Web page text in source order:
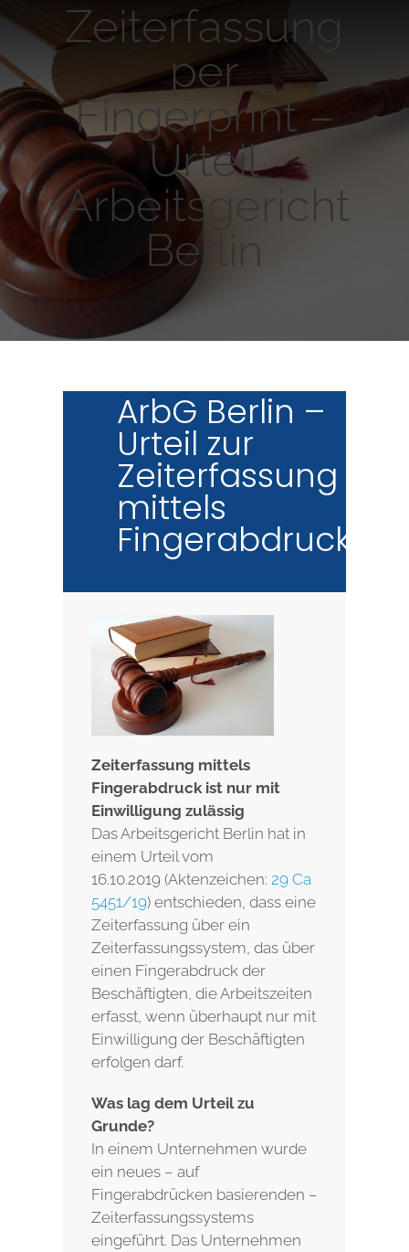
Zeiterfassung
per
Fingerprint –
Urteil
Arbeitsgericht
Berlin
ArbG Berlin –
Urteil zur
Zeiterfassung
mittels
Fingerabdruck
Zeiterfassung mittels
Fingerabdruck ist nur mit
Einwilligung zulässig
Das Arbeitsgericht Berlin hat in
einem Urteil vom
16.10.2019 (Aktenzeichen: 29 Ca
5451/19) entschieden, dass eine
Zeiterfassung über ein
Zeiterfassungssystem, das über
einen Fingerabdruck der
Beschäftigten, die Arbeitszeiten
erfasst, wenn überhaupt nur mit
Einwilligung der Beschäftigten
erfolgen darf.
Was lag dem Urteil zu
Grunde?
In einem Unternehmen wurde
ein neues – auf
Fingerabdrücken basierenden –
Zeiterfassungssystems
eingeführt. Das Unternehmen